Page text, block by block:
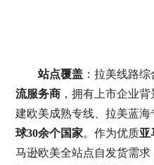
站点覆盖：拉美线路综
流服务商，拥有上市企业
建欧美成熟专线、拉美蓝海
球30余个国家。作为优质亚
马逊欧美全站点自发货需